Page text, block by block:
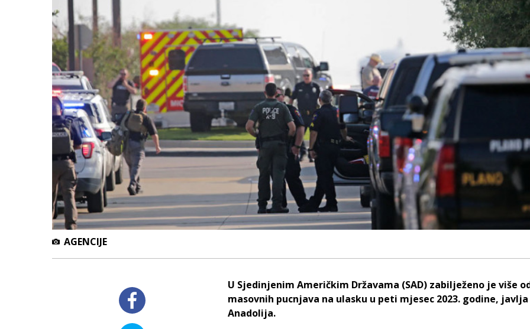
AGENCIJE
U Sjedinjenim Američkim Državama (SAD) zabilježeno je više
masovnih pucnjava na ulasku u peti mjesec 2023. godine, javlja
Anadolija.